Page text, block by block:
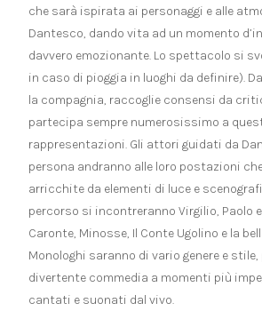
che sarà ispirata ai personaggi e alle
Dantesco, dando vita ad un momento
davvero emozionante. Lo spettacolo si
in caso di pioggia in luoghi da definire).
la compagnia, raccoglie consensi da
partecipa sempre numerosissimo a
rappresentazioni. Gli attori guidati da
persona andranno alle loro postazioni
arricchite da elementi di luce e
percorso si incontreranno Virgilio, Paolo
Caronte, Minosse, Il Conte Ugolino e la
Monologhi saranno di vario genere e
divertente commedia a momenti più
cantati e suonati dal vivo.